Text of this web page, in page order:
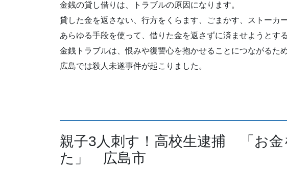
金銭の貸し借りは、トラブルの原因になります。
貸した金を返さない、行方をくらます、ごまかす、ストーカ
あらゆる手段を使って、借りた金を返さずに済ませようとす
金銭トラブルは、恨みや復讐心を抱かせることにつながるた
広島では殺人未遂事件が起こりました。
親子3人刺す！高校生逮捕 「お金
た」 広島市